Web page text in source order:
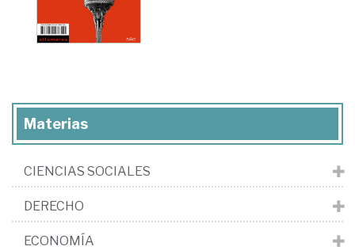
Materias
CIENCIAS SOCIALES
DERECHO
ECONOMÍA